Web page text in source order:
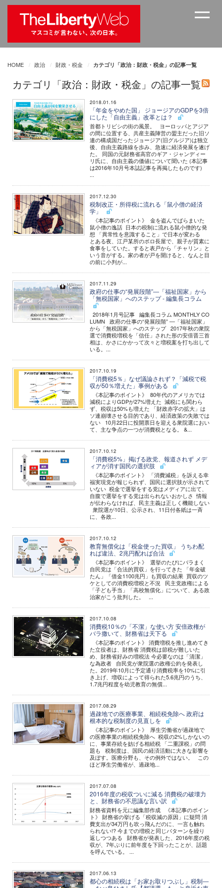
HOME 政治 財政・税金 カテゴリ「政治：財政・税金」の記事一覧
カテゴリ「政治：財政・税金」の記事一覧
2018.01.16
「年金をやめた国」 ジョージアのGDPを3倍
にした「自由主義」改革とは？
首都トリビシの街の風景。 ヨーロッパとアジア
の間に位置する、共産主義陣営の盟主だった旧ソ
連の構成国だったジョージア(旧グルジア)は独立
後、自由主義路線を歩み、急速に経済発展を遂げ
た。 同国の元財務省高官のギア・ジャンディー
リ氏に、自由主義の価値について聞いた (本記事
は2016年10月号本誌記事を再掲したものです)
...
2017.12.30
税制改正・所得税に流れる「鼠小僧の経済
学」
《本記事のポイント》 金を盗んでばらまいた
鼠小僧の逸話 日本の税制に流れる鼠小僧的な発
想 「異常性を意識すること」で日本が変わる
とある夜、江戸某所のボロ長屋で、親子が質素に
食事をしていた。すると表戸から「チャリン」と
いう音がする。家の者が戸を開けると、なんと目
の前に小判が...
2017.11.29
政府の仕事の“発展段階”―「福祉国家」から
「無税国家」へのステップ - 編集長コラム
2018年1月号記事 編集長コラム MONTHLY CO
LUMN 政府の仕事の“発展段階” ―「福祉国家」
から「無税国家」へのステップ 2017年秋の衆院
選で消費税増税を「信任」された形の安倍晋三首
相は、かさにかかって次々と増税案を打ち出して
いる。...
2017.10.19
「消費税5％」なぜ議論されず？「減税で税
収が50％増えた」事例がある
《本記事のポイント》 80年代のアメリカでは
減税によりGDPが27%増えた 減税にも関わら
ず、税収は50%も増えた 「財政赤字の拡大」は
ソ連崩壊させる目的であり、経済政策の失敗では
ない 10月22日に投開票日を迎える衆院選におい
て、主な争点の一つが消費税となる。 &...
2017.10.12
「消費税5%」掲げる政党、報道されず メデ
ィアが消す国民の選択肢
《本記事のポイント》 「消費減税」を訴える幸
福実現党が報じられず、国民に選択肢が示されて
いない 税金で選挙をする党はメディアに出て、
自腹で選挙をする党は出られないおかしさ 情報
が伝わらなければ、民主主義は正しく機能しない
衆院選が10日、公示され、11日付各紙は一斉
に、各政...
2017.10.12
教育無償化は「税金使った買収」 うちわ配
れば違法、2兆円配れば合法
《本記事のポイント》 選挙のたびにバラまく
自民党は「合法的買収」を行ってきた 「年金破
たん」「借金1100兆円」も買収の結果 買収のツ
ケとしての消費税増税と不況 民主党政権による
「子ども手当」「高校無償化」について、ある政
治家がこう批判した。 ...
2017.10.08
消費税10％の「不潔」な使い方 安倍政権が
バラ撒いて、財務省は天下る
《本記事のポイント》 消費増税を推し進めてき
た立役者は、財務省 消費税は節税が難しいた
め、財務省好みの増税法 今必要なのは「清潔」
な為政者 自民党が衆院選の政権公約を発表し
た。2019年10月に予定通り消費税率を10%に引
き上げ、増収によって得られた5.6兆円のうち、
1.7兆円程度を幼児教育の無償...
2017.08.29
過疎地での医療事業、相続税免除へ 政府は
根本的な税制度の見直しを
《本記事のポイント》 厚生労働省が過疎地で
の医療事業の相続税免除へ 税収の2%しかないの
に、事業存続を妨げる相続税 「二重課税」の問
題も 税制度は、国民の経済活動に大きな影響を
及ぼす。医療分野も、その例外ではない。 この
ほど厚生労働省が、過疎地...
2017.07.08
2016年度の税収ついに減る 消費税の破壊力
と、財務省の不思議な言い訳
財務省資料を元に編集部作成 《本記事のポイン
ト》 財務省の挙げる「税収減の原因」に疑問 消
費支出が34万円も吹っ飛んだのに、一言も触れ
られない!? 今までの増税と同じパターンを繰り
返しつつある 財務省が発表した、2016年度の税
収が、7年ぶりに前年度を下回ったことが、話題
を呼んでいる。 ...
2017.06.13
都心の相続税は「お家お取りつぶし」税制―